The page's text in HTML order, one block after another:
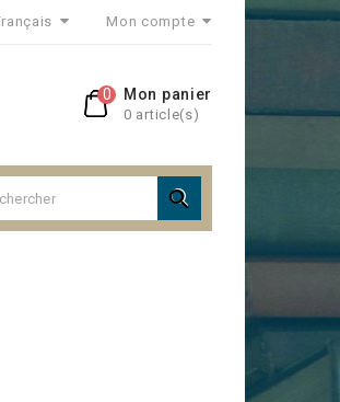
Mon compte
Mon panier
0 article(s)
0
